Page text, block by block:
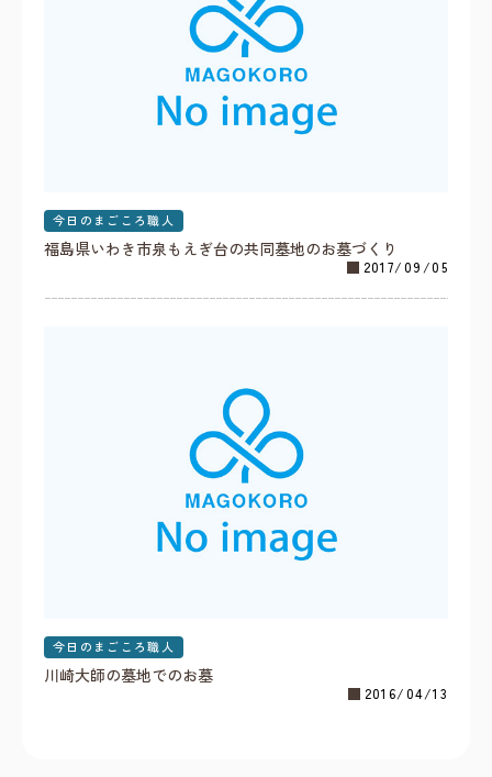
今日のまごころ職人
2017/09/05
福島県いわき市泉もえぎ台の共同墓地のお墓づくり
今日のまごころ職人
2016/04/13
川崎大師の墓地でのお墓